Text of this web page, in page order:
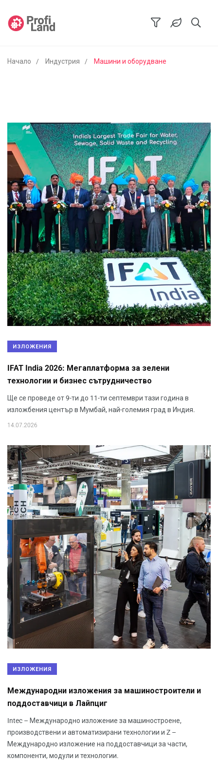
Начало Индустрия Машини и оборудване
ИЗЛОЖЕНИЯ
IFAT India 2026: Мегаплатформа за зелени
технологии и бизнес сътрудничество
Ще се проведе от 9-ти до 11-ти септември тази година в
изложбения център в Мумбай, най-големия град в Индия.
14.07.2026
ИЗЛОЖЕНИЯ
Международни изложения за машиностроители и
поддоставчици в Лайпциг
Intec – Международно изложение за машиностроене,
производствени и автоматизирани технологии и Z –
Международно изложение на поддоставчици за части,
компоненти, модули и технологии.